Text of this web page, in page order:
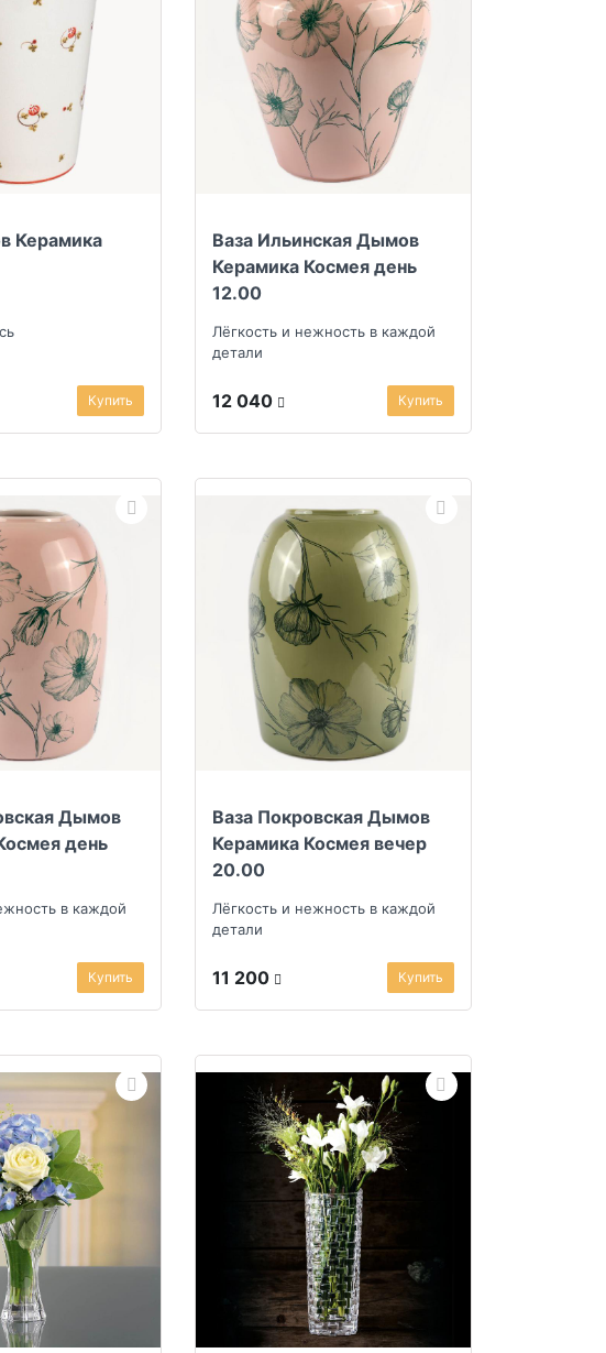
Керамика
Купить
Ваза Ильинская Дымов
Керамика Космея день
12.00
Лёгкость и нежность в каждой
детали
12 040 Купить
Дымов
день
в каждой
Купить
Ваза Покровская Дымов
Керамика Космея вечер
20.00
Лёгкость и нежность в каждой
детали
11 200 Купить